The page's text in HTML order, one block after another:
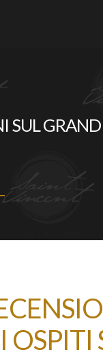
SUL GRAND
OSPITI